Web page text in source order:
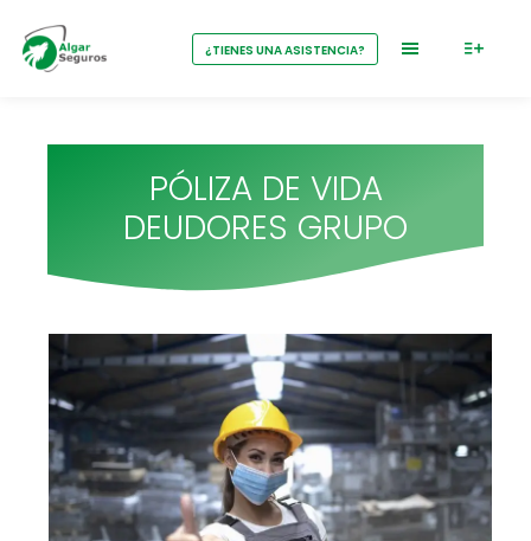
¿TIENES UNA ASISTENCIA?
PÓLIZA DE VIDA
DEUDORES GRUPO